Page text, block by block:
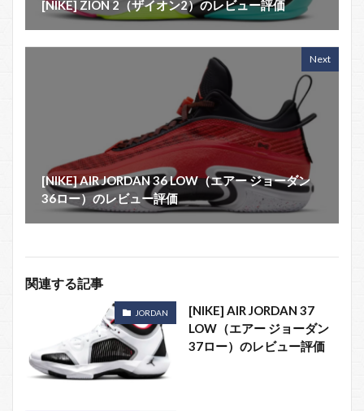
[NIKE] ZION 2（ザイオン2）のレビュー評価
Next
[NIKE] AIR JORDAN 36 LOW（エアー ジョーダン
36ロー）のレビュー評価
関連する記事
JORDAN
[NIKE] AIR JORDAN 37
LOW（エアー ジョーダン
37ロー）のレビュー評価